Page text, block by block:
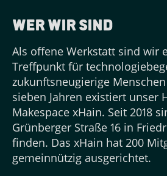
Wer wir sind
Als offene Werkstatt sind wir
Treffpunkt für
zukunftsneugierige
sieben Jahren existiert unser
Makespace xHain. Seit 2018
Grünberger Straße 16 in
finden. Das xHain hat 200
gemeinnützig ausgerichtet.